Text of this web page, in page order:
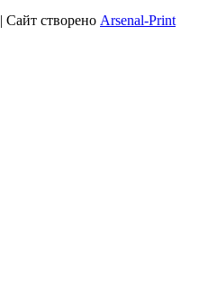
| Сайт створено Arsenal-Print